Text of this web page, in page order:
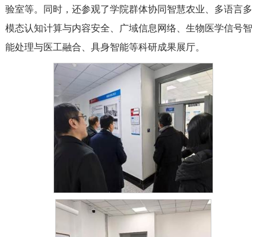
验室等。同时，还参观了学院群体协同智慧农业、多语言多
模态认知计算与内容安全、广域信息网络、生物医学信号智
能处理与医工融合、具身智能等科研成果展厅。